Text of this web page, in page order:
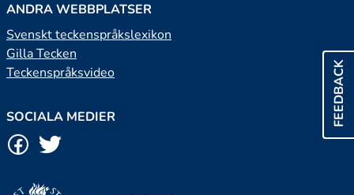
FEEDBACK
ANDRA WEBBPLATSER
Svenskt teckenspråkslexikon
Gilla Tecken
Teckenspråksvideo
SOCIALA MEDIER